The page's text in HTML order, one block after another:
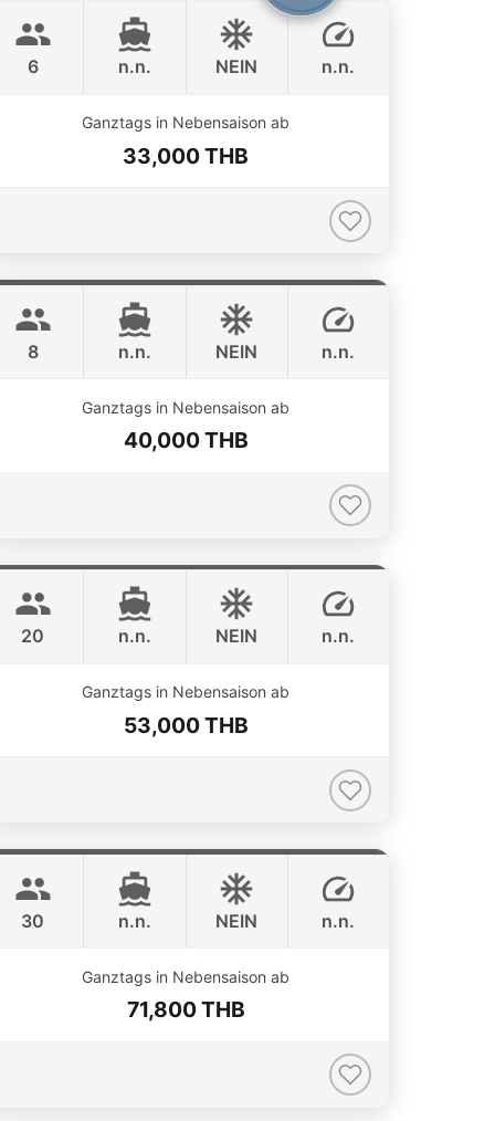
planning depending on
weather and sea
conditions
BOOMERANG 29FT
6 n.n. NEIN n.n.
Ganztags in Nebensaison ab
33,000 THB
SEA RAY 27FT
8 n.n. NEIN n.n.
Ganztags in Nebensaison ab
40,000 THB
CUSTOM BUILD 42FT
ONLINE AVAILABILITY
20 n.n. NEIN n.n.
Ganztags in Nebensaison ab
53,000 THB
CUSTOM BUILD 47FT
30 n.n. NEIN n.n.
Ganztags in Nebensaison ab
71,800 THB